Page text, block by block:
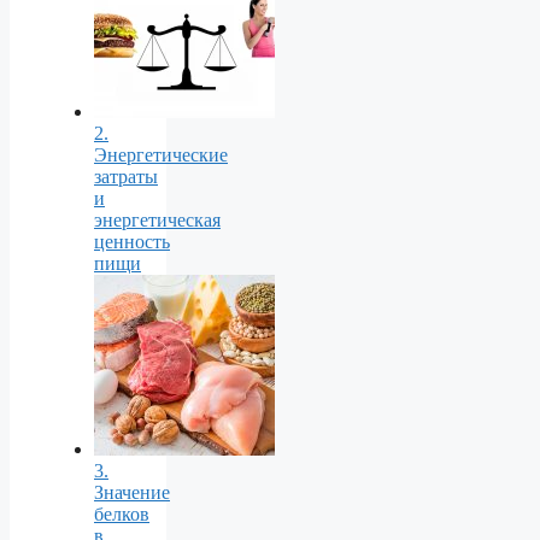
2.
Энергетические
затраты
и
энергетическая
ценность
пищи
3.
Значение
белков
в